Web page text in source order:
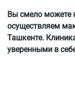
Вы смело можете
осуществляем
Ташкенте.
уверенными в